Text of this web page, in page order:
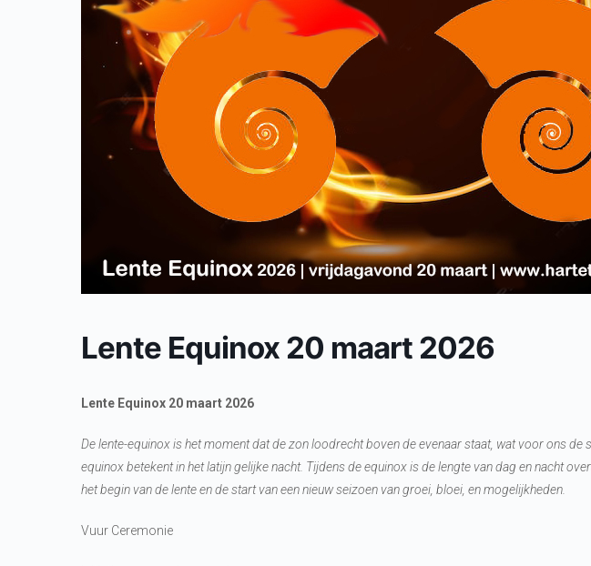
Lente Equinox 20 maart 2026
Lente Equinox 20 maart 2026
De lente-equinox is het moment dat de zon loodrecht boven de evenaar staat, wat voor ons de
equinox betekent in het latijn gelijke nacht. Tijdens de equinox is de lengte van dag en nacht
het begin van de lente en de start van een nieuw seizoen van groei, bloei, en mogelijkheden.
Vuur Ceremonie